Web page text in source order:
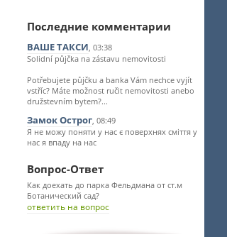
Последние комментарии
ВАШЕ ТАКСИ, 03:38
Solidní půjčka na zástavu nemovitosti
Potřebujete půjčku a banka Vám nechce vyjít
vstříc? Máte možnost ručit nemovitosti anebo
družstevním bytem?...
Замок Острог, 08:49
Я не можу поняти у нас є поверхнях сміття у
нас я впаду на нас
Вопрос-Ответ
Как доехать до парка Фельдмана от ст.м
Ботанический сад?
ответить на вопрос